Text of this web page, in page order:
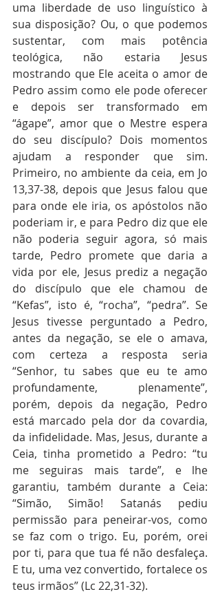
uma liberdade de uso linguístico à
sua disposição? Ou, o que podemos
sustentar, com mais potência
teológica, não estaria Jesus
mostrando que Ele aceita o amor de
Pedro assim como ele pode oferecer
e depois ser transformado em
“ágape”, amor que o Mestre espera
do seu discípulo? Dois momentos
ajudam a responder que sim.
Primeiro, no ambiente da ceia, em Jo
13,37-38, depois que Jesus falou que
para onde ele iria, os apóstolos não
poderiam ir, e para Pedro diz que ele
não poderia seguir agora, só mais
tarde, Pedro promete que daria a
vida por ele, Jesus prediz a negação
do discípulo que ele chamou de
“Kefas”, isto é, “rocha”, “pedra”. Se
Jesus tivesse perguntado a Pedro,
antes da negação, se ele o amava,
com certeza a resposta seria
“Senhor, tu sabes que eu te amo
profundamente, plenamente”,
porém, depois da negação, Pedro
está marcado pela dor da covardia,
da infidelidade. Mas, Jesus, durante a
Ceia, tinha prometido a Pedro: “tu
me seguiras mais tarde”, e lhe
garantiu, também durante a Ceia:
“Simão, Simão! Satanás pediu
permissão para peneirar-vos, como
se faz com o trigo. Eu, porém, orei
por ti, para que tua fé não desfaleça.
E tu, uma vez convertido, fortalece os
teus irmãos” (Lc 22,31-32).